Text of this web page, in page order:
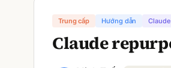
Trung cấp Hướng dẫn Claude
Claude